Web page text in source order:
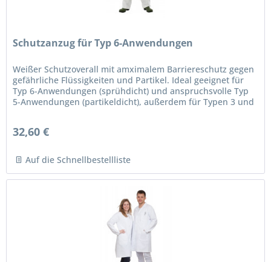
Schutzanzug für Typ 6-Anwendungen
Weißer Schutzoverall mit amximalem Barriereschutz gegen
gefährliche Flüssigkeiten und Partikel. Ideal geeignet für
Typ 6-Anwendungen (sprühdicht) und anspruchsvolle Typ
5-Anwendungen (partikeldicht), außerdem für Typen 3 und
32,60 €
Auf die Schnellbestellliste